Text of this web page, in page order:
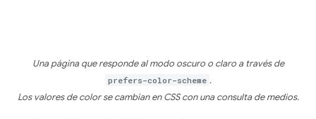
Una página que responde al modo oscuro o claro a través de
prefers-color-scheme .
Los valores de color se cambian en CSS con una consulta de medios.